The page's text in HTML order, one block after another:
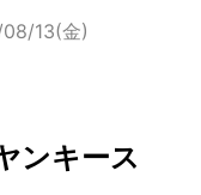
13(金)
ンキース